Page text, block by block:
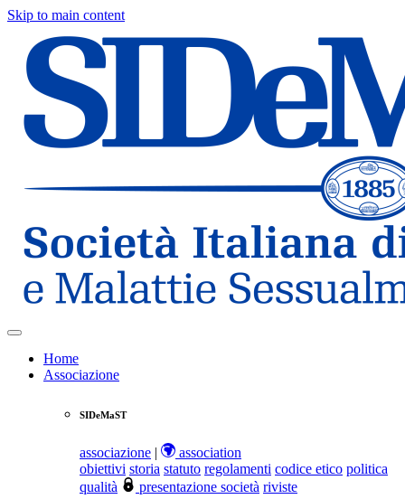
Skip to main content
Home
Associazione
SIDeMaST
associazione |
association
obiettivi storia statuto regolamenti codice etico politica
qualità
presentazione società riviste